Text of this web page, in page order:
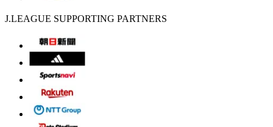
J.LEAGUE SUPPORTING PARTNERS